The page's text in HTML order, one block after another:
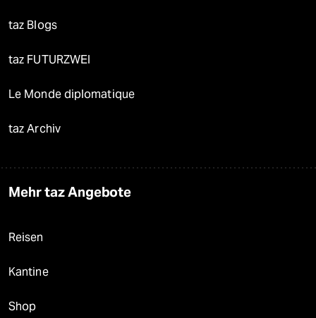
taz Blogs
taz FUTURZWEI
Le Monde diplomatique
taz Archiv
Mehr taz Angebote
Reisen
Kantine
Shop